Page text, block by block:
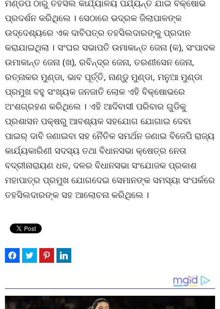
ମଣ୍ଡପ ଠାରୁ ତହସିଲ କାର୍ଯ୍ୟାଳୟ ପର୍ଯ୍ୟନ୍ତ ଯାଇ ବିକ୍ଷୋଭ
ପ୍ରଦର୍ଶନ କରିଥିଲେ । ସେଠାରେ ଭଦ୍ରକ ଜିଲାପାଳଙ୍କ
ଉଦ୍ଦେଶ୍ୟରେ ଏକ ଦାବିପତ୍ର ତହସିଲଦାରଙ୍କୁ ପ୍ରଦାନ
କରାଯାଇଥିଲା । ସଂଘର ସଭାପତି ଉମାକାନ୍ତ ଜେନା (କ), ସଂପାଦକ
ଉମାକାନ୍ତ ଜେନା (ଖ), ରବିନ୍ଦ୍ର ଜେନା, ତରଣୀସେନ ଜେନା,
ରତ୍ନାକର ମୁଣ୍ଡା, ଭାବ ପୂର୍ତ୍ତି, ନାଣ୍ଡୁ ମୁଣ୍ଡା, ମନୁଆ ମୁଣ୍ଡା
ପ୍ରମୁଖ ବହୁ ସଂଖ୍ୟକ ଜନଜାତି ଲୋକ ଏହି ବିକ୍ଷୋଭରେ
ଅଂଶଗ୍ରହଣ କରିଥିଲେ । ଏହି ଆଦିବାସୀ ପରିବାର ଗୁଡିକୁ
ପ୍ରଶାସନ ପକ୍ଷରୁ ଆବଶ୍ୟକ ସହଯୋଗ ଯୋଗାଇ ଦେବା
ପାଇର୍ ଦାବି ଜଣାଇବା ସହ ନୈତିକ ସମର୍ଥନ ଜଣାଇ ବିଜେପି ରାଜ୍ୟ
କାର୍ଯ୍ୟକାରିଣୀ ସଦସ୍ୟ ତଥା ବିଧାନସଭା କ୍ଷେତ୍ର ନେତା
ବଦ୍ରୀନାରାୟଣ ଧଳ, ଦଳର ବିଧାନସଭା ସଂଯୋଜକ ପ୍ରକାଶ
ମହାପାତ୍ର ପ୍ରମୁଖ ଯୋଗଦେଇ ସେମାନଙ୍କ ସମସ୍ୟା ସଂପର୍କରେ
ତହସିଲଦାରଙ୍କ ସହ ଆଲୋଚନା କରିଥିଲେ ।